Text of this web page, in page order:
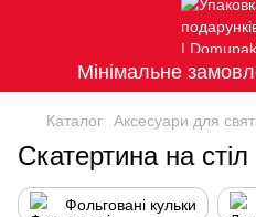
Мінімальне
Каталог Аксесуари для
Скатертина на
Фольговані кульки